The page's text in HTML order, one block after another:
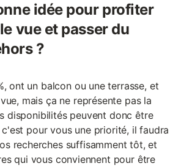
idée pour profiter
vue et passer du
?
ont un balcon ou une terrasse, et
mais ça ne représente pas la
disponibilités peuvent donc être
c'est pour vous une priorité, il faudra
recherches suffisamment tôt, et
qui vous conviennent pour être